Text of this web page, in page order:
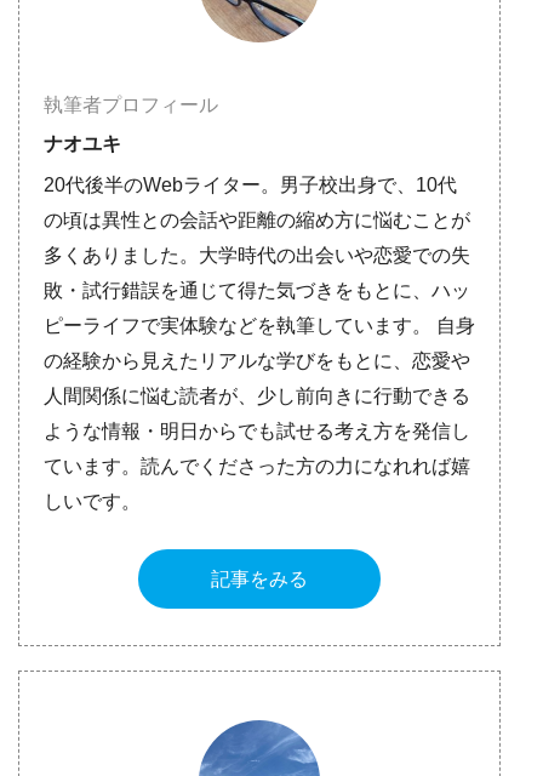
執筆者プロフィール
ナオユキ
20代後半のWebライター。男子校出身で、10代
の頃は異性との会話や距離の縮め方に悩むことが
多くありました。大学時代の出会いや恋愛での失
敗・試行錯誤を通じて得た気づきをもとに、ハッ
ピーライフで実体験などを執筆しています。 自身
の経験から見えたリアルな学びをもとに、恋愛や
人間関係に悩む読者が、少し前向きに行動できる
ような情報・明日からでも試せる考え方を発信し
ています。読んでくださった方の力になれれば嬉
しいです。
記事をみる